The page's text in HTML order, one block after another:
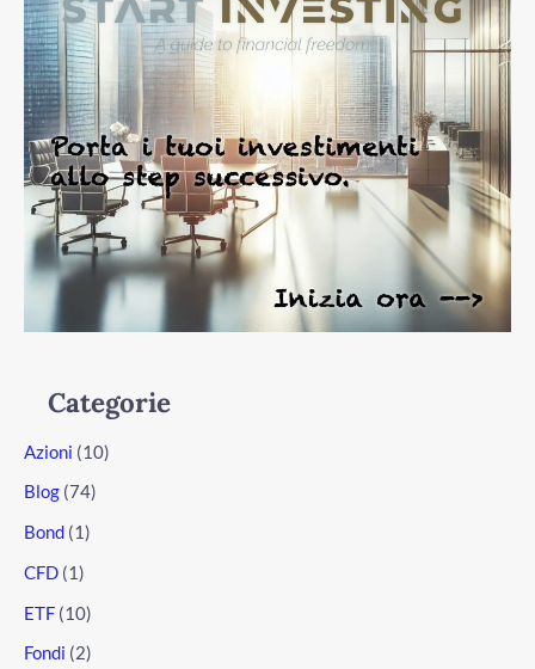
Categorie
Azioni (10)
Blog (74)
Bond (1)
CFD (1)
ETF (10)
Fondi (2)